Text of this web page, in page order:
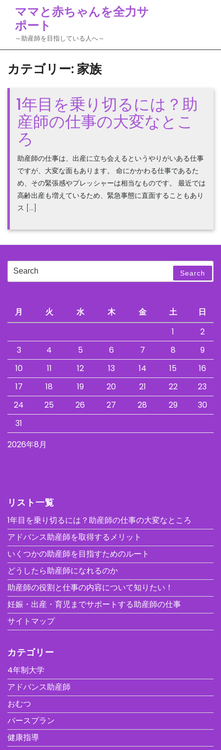
content
ママと赤ちゃんを全力サ
ポート
～助産師を目指している人へ～
カテゴリー: 家族
1年目を乗り切るには？助
産師の仕事の大変なとこ
ろ
助産師の仕事は、出産に立ち会えるというやりがいある仕事
ですが、大変な面もあります。 命にかかわる仕事であるた
め、その緊張感やプレッシャーは相当なものです。 最近では
高齢出産も増えているため、緊急事態に直面することもあり
ス […]
Search
Search
2026年8月
月 火 水 木 金 土
日
1
2
3
4 5 6 7 8
9
10
11 12 13 14 15
16
17
18 19 20 21 22
23
24
25 26 27 28 29
30
31
リスト一覧
1年目を乗り切るには？助産師の仕事の大変なところ
アドバンス助産師を取得するメリット
いくつかの助産師を目指すためのルート
どうしたら助産師になれるのか
助産師の役割と仕事の内容について知りたい！
妊娠・出産・育児までサポートする助産師の仕事
サイトマップ
カテゴリー
4年制大学
アドバンス助産師
おむつ
バースプラン
健康指導